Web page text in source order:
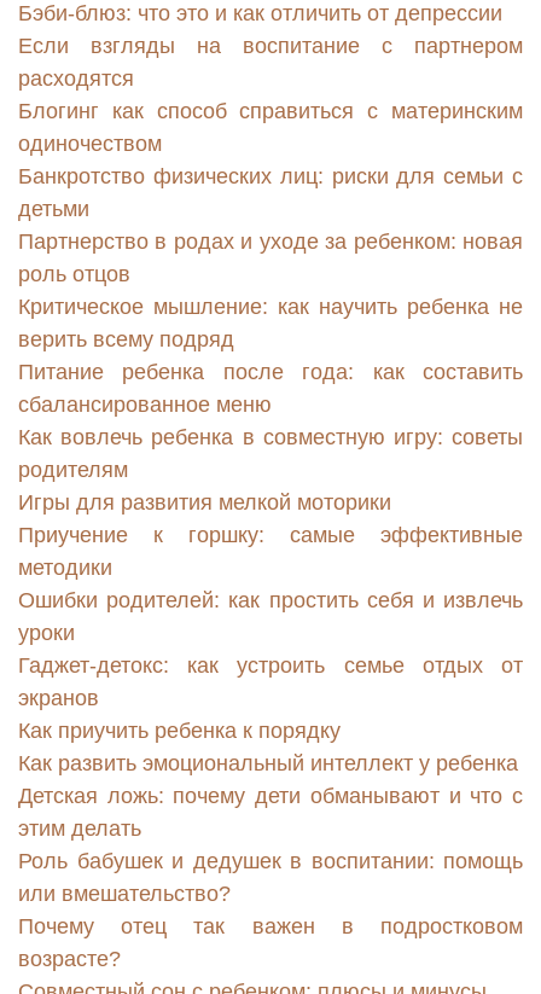
Бэби-блюз: что это и как отличить от депрессии
Если взгляды на воспитание с партнером
расходятся
Блогинг как способ справиться с материнским
одиночеством
Банкротство физических лиц: риски для семьи с
детьми
Партнерство в родах и уходе за ребенком: новая
роль отцов
Критическое мышление: как научить ребенка не
верить всему подряд
Питание ребенка после года: как составить
сбалансированное меню
Как вовлечь ребенка в совместную игру: советы
родителям
Игры для развития мелкой моторики
Приучение к горшку: самые эффективные
методики
Ошибки родителей: как простить себя и извлечь
уроки
Гаджет-детокс: как устроить семье отдых от
экранов
Как приучить ребенка к порядку
Как развить эмоциональный интеллект у ребенка
Детская ложь: почему дети обманывают и что с
этим делать
Роль бабушек и дедушек в воспитании: помощь
или вмешательство?
Почему отец так важен в подростковом
возрасте?